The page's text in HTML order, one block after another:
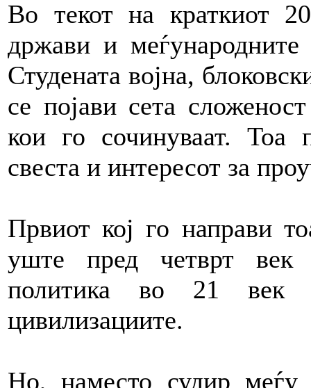
Во текот на краткиот
држави и
Студената војна,
се појави сета
кои го сочинуваат. Тоа
свеста и интересот за
Првиот кој го направи
уште пред четврт век
политика во 21 век
цивилизациите.
Но, наместо судир меѓу